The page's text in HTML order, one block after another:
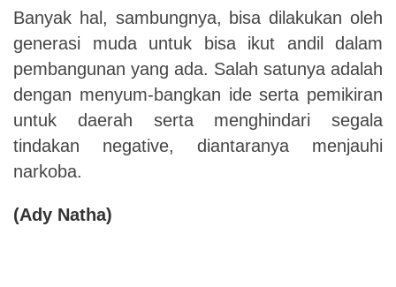
Banyak hal, sambungnya, bisa dilakukan oleh
generasi muda untuk bisa ikut andil dalam
pembangunan yang ada. Salah satunya adalah
dengan menyum-bangkan ide serta pemikiran
untuk daerah serta menghindari segala
tindakan negative, diantaranya menjauhi
narkoba.
(Ady Natha)